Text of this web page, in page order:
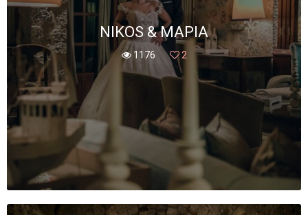
NIKOS & ΜΑΡΙΑ
1176 2